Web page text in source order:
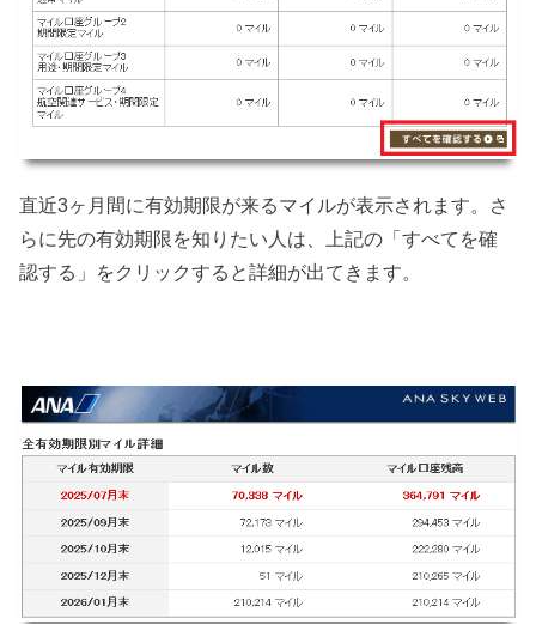
直近3ヶ月間に有効期限が来るマイルが表示されます。さ
らに先の有効期限を知りたい人は、上記の「すべてを確
認する」をクリックすると詳細が出てきます。